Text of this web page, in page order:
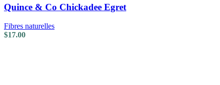
Quince & Co Chickadee Egret
Fibres naturelles
$17.00